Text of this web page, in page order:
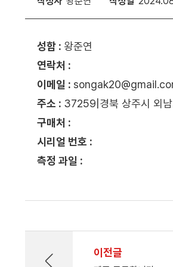
성함 : 왕준연
연락처 :
이메일 :
주소 : 37259|경북 상주시 외
구매처 :
시리얼 번호 :
측정 과일 :
이전글